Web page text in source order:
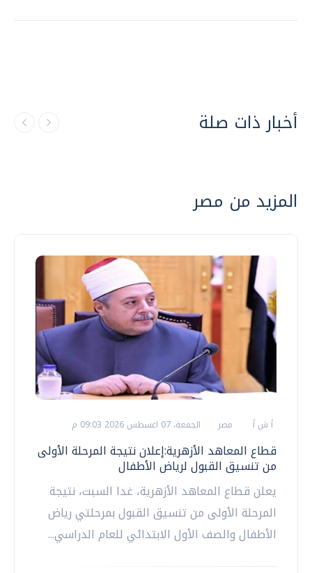
أخبار ذات صلة
المزيد من مصر
أ ش أ مصر الجمعة، 07 اغسطس 2026 09:03 م
قطاع المعاهد الأزهرية:إعلان نتيجة المرحلة الأولى
من تنسيق القبول لرياض الأطفال
يعلن قطاع المعاهد الأزهرية، غدا السبت، نتيجة
المرحلة الأولى من تنسيق القبول بمرحلتي رياض
الأطفال والصف الأول الابتدائي للعام الدراسي...